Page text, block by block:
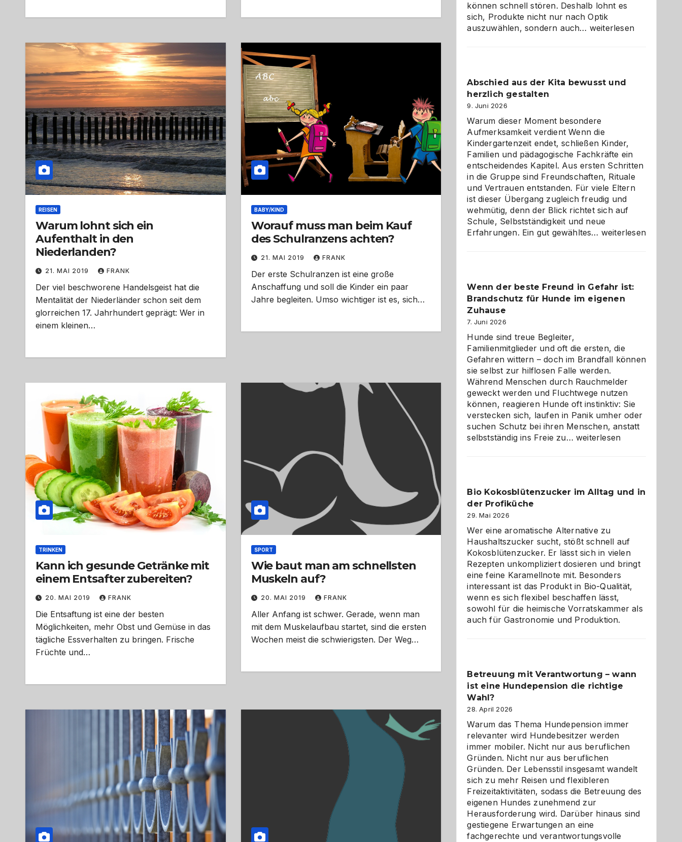
REISEN
Warum lohnt sich ein
Aufenthalt in den
Niederlanden?
21. MAI 2019 FRANK
Der viel beschworene Handelsgeist hat die
Mentalität der Niederländer schon seit dem
glorreichen 17. Jahrhundert geprägt: Wer in
einem kleinen…
BABY/KIND
Worauf muss man beim Kauf
des Schulranzens achten?
21. MAI 2019 FRANK
Der erste Schulranzen ist eine große
Anschaffung und soll die Kinder ein paar
Jahre begleiten. Umso wichtiger ist es, sich…
TRINKEN
Kann ich gesunde Getränke mit
einem Entsafter zubereiten?
20. MAI 2019 FRANK
Die Entsaftung ist eine der besten
Möglichkeiten, mehr Obst und Gemüse in das
tägliche Essverhalten zu bringen. Frische
Früchte und…
SPORT
Wie baut man am schnellsten
Muskeln auf?
20. MAI 2019 FRANK
Aller Anfang ist schwer. Gerade, wenn man
mit dem Muskelaufbau startet, sind die ersten
Wochen meist die schwierigsten. Der Weg…
können schnell stören. Deshalb lohnt es
sich, Produkte nicht nur nach Optik
auszuwählen, sondern auch… Bad
verstehen
weiterlesen
Abschied aus der Kita bewusst und
herzlich gestalten
9. Juni 2026
Warum dieser Moment besondere
Aufmerksamkeit verdient Wenn die
Kindergartenzeit endet, schließen Kinder,
Familien und pädagogische Fachkräfte ein
entscheidendes Kapitel. Aus ersten Schritten
in die Gruppe sind Freundschaften, Rituale
und Vertrauen entstanden. Für viele Eltern
ist dieser Übergang zugleich freudig und
wehmütig, denn der Blick richtet sich auf
Schule, Selbstständigkeit und neue
Erfahrungen. Ein gut gewähltes… Abschied
und
herzlich
weiterlesen
Wenn der beste Freund in Gefahr ist:
Brandschutz für Hunde im eigenen
Zuhause
7. Juni 2026
Hunde sind treue Begleiter,
Familienmitglieder und oft die ersten, die
Gefahren wittern – doch im Brandfall können
sie selbst zur hilflosen Falle werden.
Während Menschen durch Rauchmelder
geweckt werden und Fluchtwege nutzen
können, reagieren Hunde oft instinktiv: Sie
verstecken sich, laufen in Panik umher oder
suchen Schutz bei ihren Menschen, anstatt
selbstständig ins Freie zu… Wenn
Gefahr
für
Hunde
im
eigenen
Zuhause
weiterlesen
Bio Kokosblütenzucker im Alltag und in
der Profiküche
29. Mai 2026
Wer eine aromatische Alternative zu
Haushaltszucker sucht, stößt schnell auf
Kokosblütenzucker. Er lässt sich in vielen
Rezepten unkompliziert dosieren und bringt
eine feine Karamellnote mit. Besonders
interessant ist das Produkt in Bio-Qualität,
wenn es sich flexibel beschaffen lässt,
sowohl für die heimische Vorratskammer als
auch für Gastronomie und Produktion.
Betreuung mit Verantwortung – wann
ist eine Hundepension die richtige
Wahl?
28. April 2026
Warum das Thema Hundepension immer
relevanter wird Hundebesitzer werden
immer mobiler. Nicht nur aus beruflichen
Gründen. Nicht nur aus beruflichen
Gründen. Der Lebensstil insgesamt wandelt
sich zu mehr Reisen und flexibleren
Freizeitaktivitäten, sodass die Betreuung des
eigenen Hundes zunehmend zur
Herausforderung wird. Darüber hinaus sind
gestiegene Erwartungen an eine
fachgerechte und verantwortungsvolle